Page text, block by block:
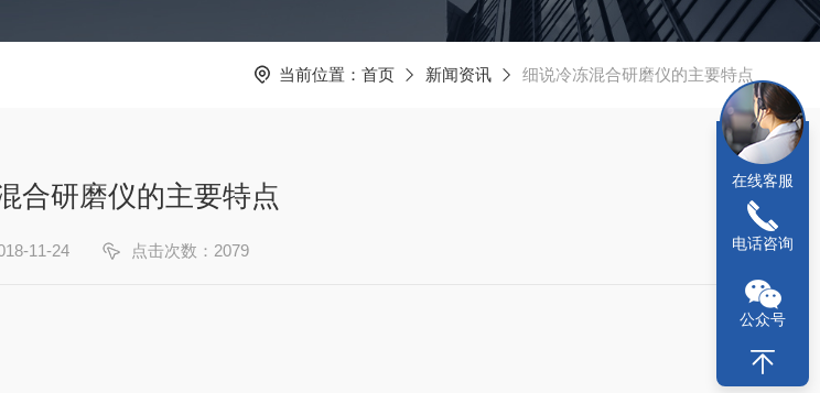
当前位置： 首页 新闻资讯 细说冷冻混合研磨仪的主要特点
合研磨仪的主要特点
11-24 点击次数：2079
在线客服
电话咨询
公众号